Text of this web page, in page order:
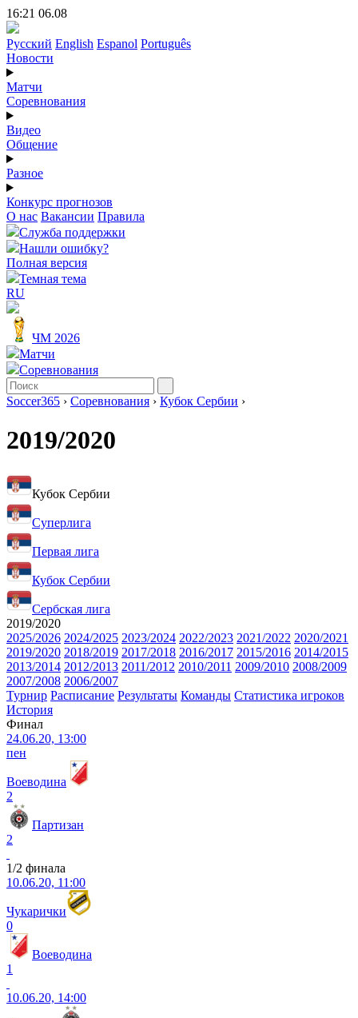
16:21 06.08
Русский English Espanol Português
Новости
Матчи
Соревнования
Видео
Общение
Разное
Конкурс прогнозов
О нас Вакансии Правила
Служба поддержки
Нашли ошибку?
Полная версия
Темная тема
RU
ЧМ 2026
Матчи
Соревнования
Soccer365 › Соревнования › Кубок Сербии ›
2019/2020
Кубок Сербии
Суперлига
Первая лига
Кубок Сербии
Сербская лига
2019/2020
2025/2026 2024/2025 2023/2024 2022/2023 2021/2022 2020/2021
2019/2020 2018/2019 2017/2018 2016/2017 2015/2016 2014/2015
2013/2014 2012/2013 2011/2012 2010/2011 2009/2010 2008/2009
2007/2008 2006/2007
Турнир Расписание Результаты Команды Статистика игроков
История
Финал
24.06.20, 13:00
пен
Воеводина
2
Партизан
2
1/2 финала
10.06.20, 11:00
Чукарички
0
Воеводина
1
10.06.20, 14:00